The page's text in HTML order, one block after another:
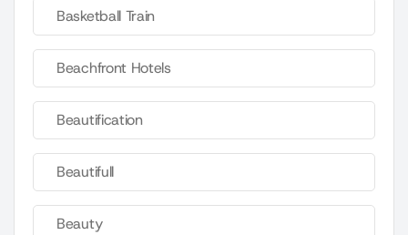
Basketball Train
Beachfront Hotels
Beautification
Beautifull
Beauty